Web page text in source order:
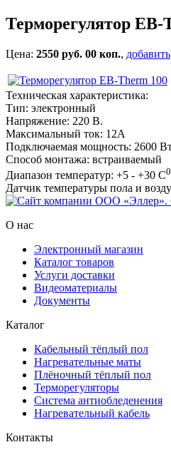
Терморегулятор EB-
Цена: 2550 руб. 00 коп., добавить
Техническая характеристика:
Тип: электронный
Напряжение: 220 В.
Максимальный ток: 12А
Подключаемая мощность: 2600
Способ монтажа: встраиваемый
Диапазон температур: +5 - +30 С0
Датчик температуры пола и
О нас
Электронный магазин
Каталог товаров
Услуги доставки
Видеоматериалы
Документы
Каталог
Кабельный тёплый пол
Нагревательные маты
Плёночный тёплый пол
Терморегуляторы
Система антиобледенения
Нагревательный кабель
Контакты